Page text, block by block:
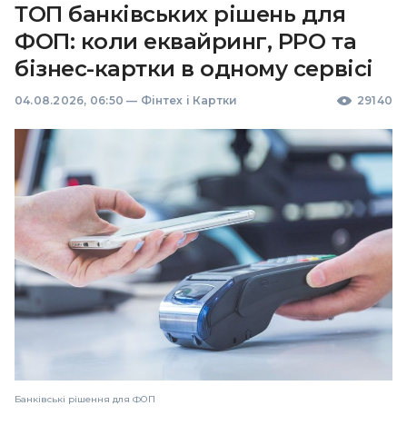
ТОП банківських рішень для
ФОП: коли еквайринг, РРО та
бізнес-картки в одному сервісі
04.08.2026, 06:50 — Фінтех і Картки 29140
Банківські рішення для ФОП